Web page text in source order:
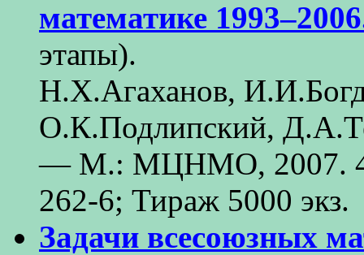
математике
этапы).
Н.Х.Агаханов,
О.К.Подлипский,
— М.: МЦНМО, 2007.
262-6; Тираж 5000 экз.
Задачи всесоюзных